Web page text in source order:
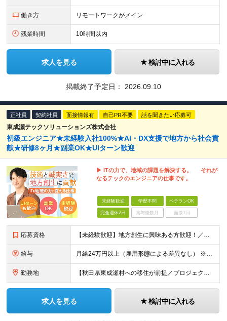
働き方 リモートワークがメイン
残業時間 10時間以内
求人を見る 検討中に入れる
掲載終了予定日： 2026.09.10
正社員 契約社員 面接情報有 自己PR不要 話を聞きたい応募可
東成瀬テックソリューションズ株式会社
初級エンジニア★未経験入社100%★AI・DX支援で地方から社会貢
献★研修8ヶ月★副業OK★UIターン歓迎
▶ ITの力で、地域の課題を解決する。 それが
なるテックのエンジニアの仕事です。
未経験歓迎 学歴不問 ベテランOK
完全週休2日 賞与複数月 面接1回
応募資格 【未経験歓迎】地方創生に興味ある方歓迎！／東成瀬村に移住できる方が対象です ＜経験・スキルは問いません！＞ ★学歴不問 ★IT業界・エンジニア未経験者も歓迎 ★第二新卒、社会人経験の浅い方もOK！も
給与 月給24万円以上（雇用形態による差異なし） ※実務経験者は入社前に査定面談を実施のうえスキルや実績をベースに別途提示します。 ※IT・WEB業界の経験が5年以上ある方は、別途査定のうえ給与を決定します
勤務地 【秋田県東成瀬村への移住が前提／プロジェクトにより、客先へ出向いたり、他の自治体に赴任する可能性があります】 秋田県雄勝郡東成瀬村田子内仙人下30-1 東成瀬村山村開発センター内 ★紅茶とコーヒーが無
求人を見る 検討中に入れる